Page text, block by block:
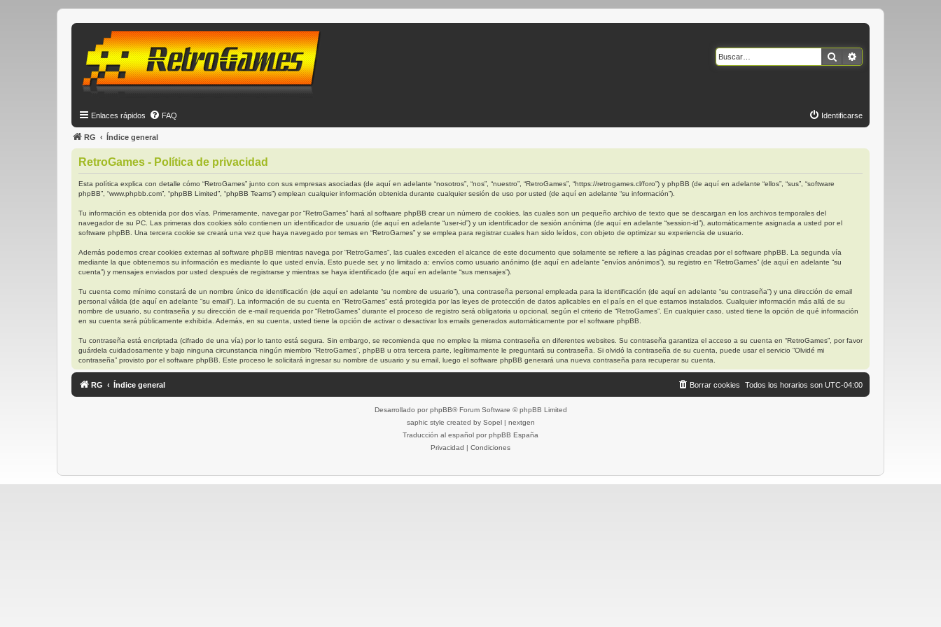
Buscar
Enlaces rápidos FAQ Identificarse
RG Índice general
RetroGames - Política de privacidad
Esta política explica con detalle cómo “RetroGames” junto con sus empresas asociadas (de aquí en adelante “nosotros”, “nos”, “nuestro”, “RetroGames”, “https://retrogames.cl/foro”) y phpBB (de aquí en adelante “ellos”, “sus”, “software
phpBB”, “www.phpbb.com”, “phpBB Limited”, “phpBB Teams”) emplean cualquier información obtenida durante cualquier sesión de uso por usted (de aquí en adelante “su información”).
Tu información es obtenida por dos vías. Primeramente, navegar por “RetroGames” hará al software phpBB crear un número de cookies, las cuales son un pequeño archivo de texto que se descargan en los archivos temporales del
navegador de su PC. Las primeras dos cookies sólo contienen un identificador de usuario (de aquí en adelante “user-id”) y un identificador de sesión anónima (de aquí en adelante “session-id”), automáticamente asignada a usted por el
software phpBB. Una tercera cookie se creará una vez que haya navegado por temas en “RetroGames” y se emplea para registrar cuales han sido leídos, con objeto de optimizar su experiencia de usuario.
Además podemos crear cookies externas al software phpBB mientras navega por “RetroGames”, las cuales exceden el alcance de este documento que solamente se refiere a las páginas creadas por el software phpBB. La segunda vía
mediante la que obtenemos su información es mediante lo que usted envía. Esto puede ser, y no limitado a: envíos como usuario anónimo (de aquí en adelante “envíos anónimos”), su registro en “RetroGames” (de aquí en adelante “su
cuenta”) y mensajes enviados por usted después de registrarse y mientras se haya identificado (de aquí en adelante “sus mensajes”).
Tu cuenta como mínimo constará de un nombre único de identificación (de aquí en adelante “su nombre de usuario”), una contraseña personal empleada para la identificación (de aquí en adelante “su contraseña”) y una dirección de email
personal válida (de aquí en adelante “su email”). La información de su cuenta en “RetroGames” está protegida por las leyes de protección de datos aplicables en el país en el que estamos instalados. Cualquier información más allá de su
nombre de usuario, su contraseña y su dirección de e-mail requerida por “RetroGames” durante el proceso de registro será obligatoria u opcional, según el criterio de “RetroGames”. En cualquier caso, usted tiene la opción de qué información
en su cuenta será públicamente exhibida. Además, en su cuenta, usted tiene la opción de activar o desactivar los emails generados automáticamente por el software phpBB.
Tu contraseña está encriptada (cifrado de una vía) por lo tanto está segura. Sin embargo, se recomienda que no emplee la misma contraseña en diferentes websites. Su contraseña garantiza el acceso a su cuenta en “RetroGames”, por favor
guárdela cuidadosamente y bajo ninguna circunstancia ningún miembro “RetroGames”, phpBB u otra tercera parte, legítimamente le preguntará su contraseña. Si olvidó la contraseña de su cuenta, puede usar el servicio “Olvidé mi
contraseña” provisto por el software phpBB. Este proceso le solicitará ingresar su nombre de usuario y su email, luego el software phpBB generará una nueva contraseña para recuperar su cuenta.
RG Índice general Todos los horarios son UTC-04:00
Borrar cookies
Desarrollado por phpBB® Forum Software © phpBB Limited
saphic style created by Sopel| nextgen
Traducción al español por phpBB España
Privacidad | Condiciones